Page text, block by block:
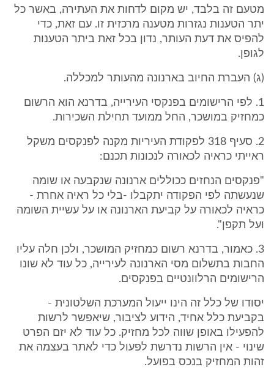
מטעם זה בלבד, יש מקום לדחות את העתירה, באשר כל
יתר הטענות נגזרות מטענה מרכזית זו. עם זאת, כדי
להפיס את דעת העותר, נדון בכל זאת ביתר הטענות
לגופן.
(ג) העברת החיוב בארנונה מהעותר למכללה.
1. לפי הרישומים בפנקסי העירייה, בדרנא הוא הרשום
כמחזיק במושכר, החל ממועד תחילת השכירות.
2. סעיף 318 לפקודת העיריות מקנה לפנקסים משקל
ראייתי כראיה לכאורה לנכונות תכנם:
"פנקסים הנחזים ככוללים ארנונה שנקבעה או שומה
שנעשתה לפי הפקודה יתקבלו -בלי כל ראיה אחרת -
כראיה לכאורה על קביעת הארנונה או על עשיית השומה
ועל תקפן".
3. כאמור, בדרנא רשום כמחזיק המושכר, ולכן חלה עליו
החבות בתשלום מסי הארנונה לעירייה, כל עוד לא שונו
הרישומים הרלוונטיים בפנקסים.
יסודו של כלל זה הינו ייעול המערכת השלטונית -
בקביעת כלל אחיד, הידוע לציבור, שיאפשר לרשות
להפעילו באופן שווה לכל מחזיק. כל עוד לא יזם הפרט
שינוי - אין הרשות נדרשת לפעול כדי לאתר בעצמה את
זהות המחזיק בנכס בפועל.